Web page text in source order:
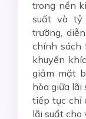
trong nền
suất và
trường,
chính sách
khuyến
giảm mặt
hòa giữa lãi
tiếp tục chỉ
lãi suất cho